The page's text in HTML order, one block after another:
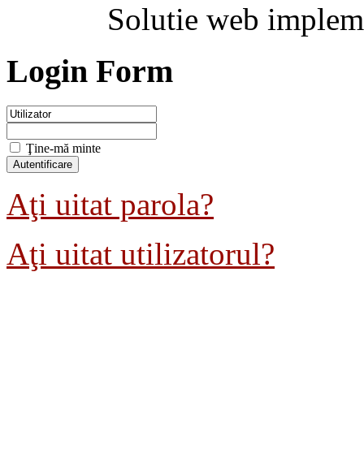
Solutie web
Login Form
Ţine-mă minte
Aţi uitat parola?
Aţi uitat utilizatorul?